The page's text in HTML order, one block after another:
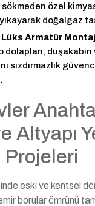
özel
doğalgaz
Armatür
dolapları,
sızdırmazlık
Altyapı
Projeleri
eski ve kentsel
borular ömrünü